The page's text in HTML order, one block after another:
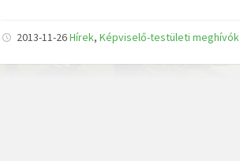
2013-11-26Hírek,Képviselő-testületi meghívók